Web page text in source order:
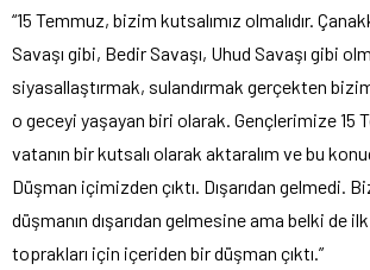
“15 Temmuz, bizim kutsalımız olmalıdır.
Savaşı gibi, Bedir Savaşı, Uhud Savaşı gibi
siyasallaştırmak, sulandırmak gerçekten bizim
o geceyi yaşayan biri olarak. Gençlerimize 15
vatanın bir kutsalı olarak aktaralım ve bu
Düşman içimizden çıktı. Dışarıdan gelmedi.
düşmanın dışarıdan gelmesine ama belki de
toprakları için içeriden bir düşman çıktı.”